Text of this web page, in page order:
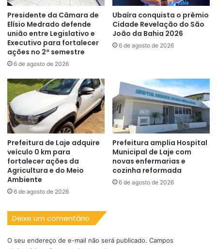
Presidente da Câmara de
Elísio Medrado defende
união entre Legislativo e
Executivo para fortalecer
ações no 2º semestre
6 de agosto de 2026
Ubaíra conquista o prêmio
Cidade Revelação do São
João da Bahia 2026
6 de agosto de 2026
Prefeitura de Laje adquire
veículo 0 km para
fortalecer ações da
Agricultura e do Meio
Ambiente
6 de agosto de 2026
Prefeitura amplia Hospital
Municipal de Laje com
novas enfermarias e
cozinha reformada
6 de agosto de 2026
Deixe um comentário
O seu endereço de e-mail não será publicado. Campos